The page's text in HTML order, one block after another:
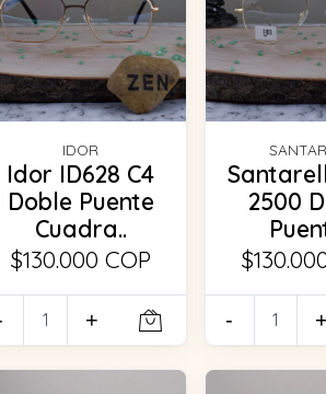
IDOR
Idor ID628 C4
Doble Puente
Cuadra..
$130.000 COP
+
2500
- +